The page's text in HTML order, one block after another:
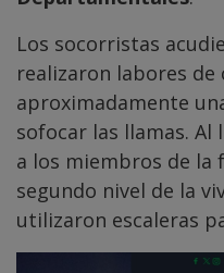
Los socorristas
realizaron labores
aproximadamente
sofocar las llamas.
a los miembros de la
segundo nivel de la
utilizaron escaleras